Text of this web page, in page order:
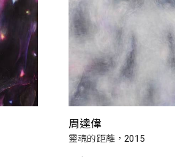
周達偉
靈魂的距離，2015